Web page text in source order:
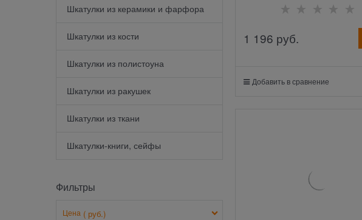
Шкатулки из керамики и фарфора
Шкатулки из кости
Шкатулки из полистоуна
Шкатулки из ракушек
Шкатулки из ткани
Шкатулки-книги, сейфы
Фильтры
Цена ( руб.)
1 196 руб.
Добавить в сравнение